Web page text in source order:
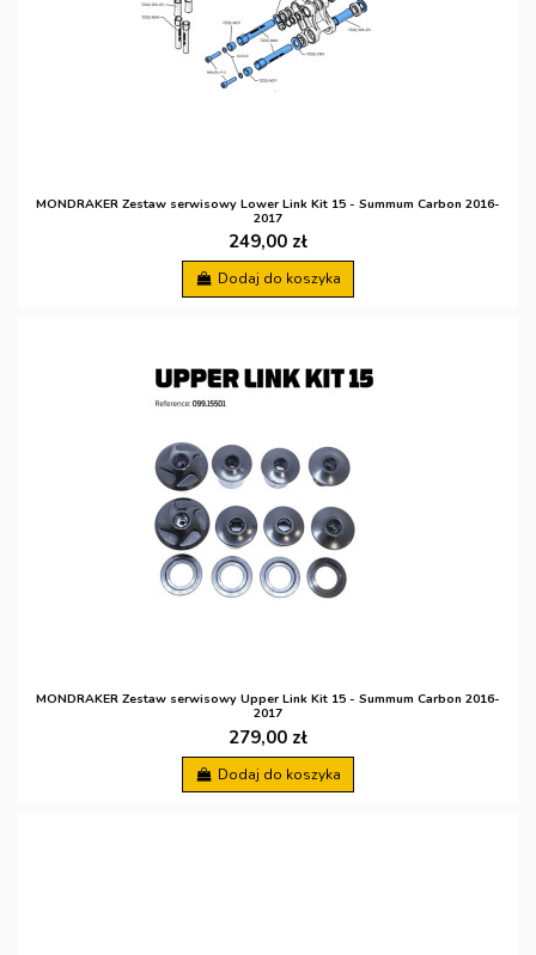
MONDRAKER Zestaw serwisowy Lower Link Kit 15 - Summum Carbon 2016-
2017
249,00 zł
Dodaj do koszyka
MONDRAKER Zestaw serwisowy Upper Link Kit 15 - Summum Carbon 2016-
2017
279,00 zł
Dodaj do koszyka